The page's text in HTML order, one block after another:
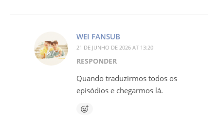
WEI FANSUB
21 DE JUNHO DE 2026 AT 13:20
RESPONDER
Quando traduzirmos todos os
episódios e chegarmos lá.